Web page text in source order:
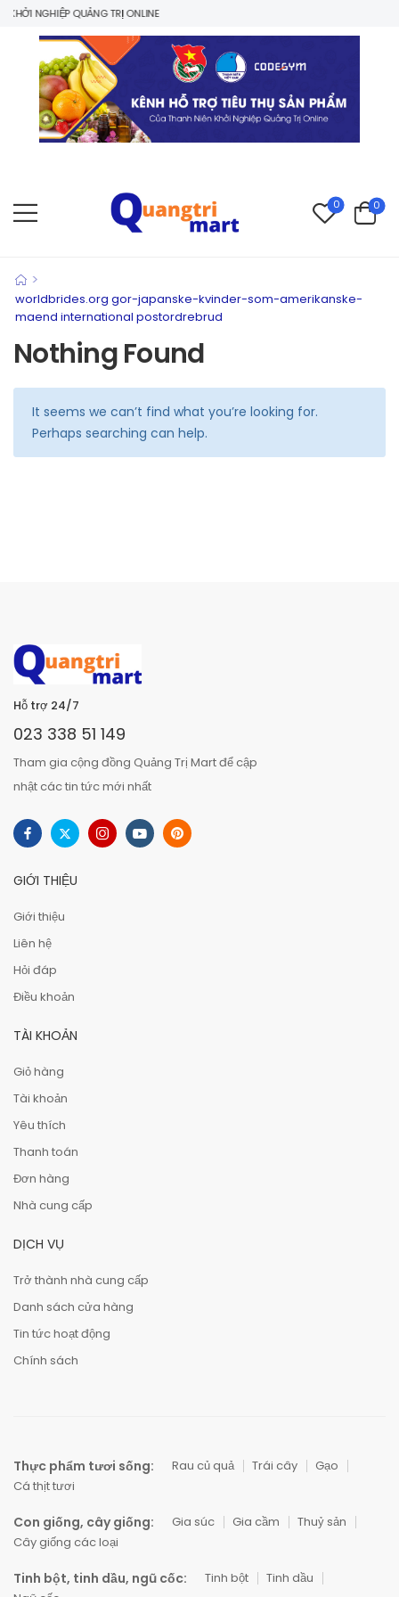
NGHIỆP QUẢNG TRỊ ONLINE
0 0
>
worldbrides.org gor-japanske-kvinder-som-amerikanske-
maend international postordrebrud
Nothing Found
It seems we can’t find what you’re looking for.
Perhaps searching can help.
Hỗ trợ 24/7
023 338 51 149
Tham gia cộng đồng Quảng Trị Mart để cập
nhật các tin tức mới nhất
GIỚI THIỆU
Giới thiệu
Liên hệ
Hỏi đáp
Điều khoản
TÀI KHOẢN
Giỏ hàng
Tài khoản
Yêu thích
Thanh toán
Đơn hàng
Nhà cung cấp
DỊCH VỤ
Trở thành nhà cung cấp
Danh sách cửa hàng
Tin tức hoạt động
Chính sách
Thực phẩm tươi sống: Rau củ quả Trái cây
Gạo
Cá thịt tươi
Con giống, cây giống: Gia súc Gia cầm
Thuỷ sản
Cây giống các loại
Tinh bột, tinh dầu, ngũ cốc: Tinh bột
Tinh dầu